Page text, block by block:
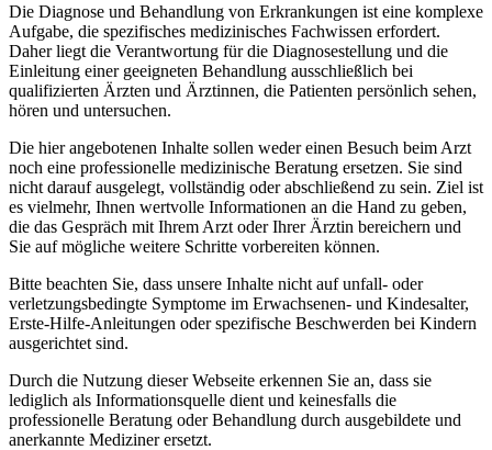
Die Diagnose und Behandlung von Erkrankungen ist eine komplexe
Aufgabe, die spezifisches medizinisches Fachwissen erfordert.
Daher liegt die Verantwortung für die Diagnosestellung und die
Einleitung einer geeigneten Behandlung ausschließlich bei
qualifizierten Ärzten und Ärztinnen, die Patienten persönlich sehen,
hören und untersuchen.
Die hier angebotenen Inhalte sollen weder einen Besuch beim Arzt
noch eine professionelle medizinische Beratung ersetzen. Sie sind
nicht darauf ausgelegt, vollständig oder abschließend zu sein. Ziel ist
es vielmehr, Ihnen wertvolle Informationen an die Hand zu geben,
die das Gespräch mit Ihrem Arzt oder Ihrer Ärztin bereichern und
Sie auf mögliche weitere Schritte vorbereiten können.
Bitte beachten Sie, dass unsere Inhalte nicht auf unfall- oder
verletzungsbedingte Symptome im Erwachsenen- und Kindesalter,
Erste-Hilfe-Anleitungen oder spezifische Beschwerden bei Kindern
ausgerichtet sind.
Durch die Nutzung dieser Webseite erkennen Sie an, dass sie
lediglich als Informationsquelle dient und keinesfalls die
professionelle Beratung oder Behandlung durch ausgebildete und
anerkannte Mediziner ersetzt.